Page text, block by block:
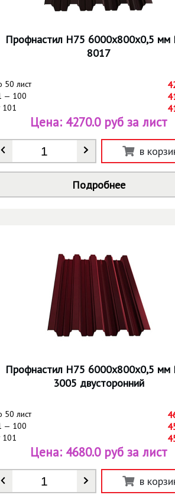
Профнастил Н75 6000х800х0,5 мм
8017
50 лист
— 100
101
Количество *
Цена: 4270.0 руб за лист
в
Подробнее
Профнастил Н75 6000х800х0,5 мм
3005 двусторонний
50 лист
— 100
101
Количество *
Цена: 4680.0 руб за лист
в